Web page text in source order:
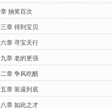
抽奖百次
章 得到宝贝
章 寻宝天行
章 老的更强
章 争风吃醋
章 装逼到底
章 如此之才